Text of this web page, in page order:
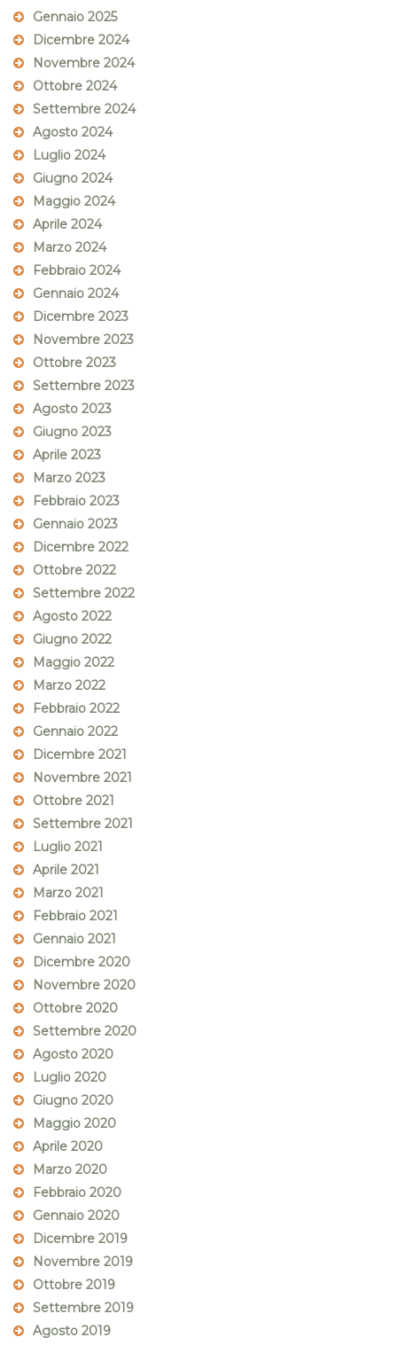
Gennaio 2025
Dicembre 2024
Novembre 2024
Ottobre 2024
Settembre 2024
Agosto 2024
Luglio 2024
Giugno 2024
Maggio 2024
Aprile 2024
Marzo 2024
Febbraio 2024
Gennaio 2024
Dicembre 2023
Novembre 2023
Ottobre 2023
Settembre 2023
Agosto 2023
Giugno 2023
Aprile 2023
Marzo 2023
Febbraio 2023
Gennaio 2023
Dicembre 2022
Ottobre 2022
Settembre 2022
Agosto 2022
Giugno 2022
Maggio 2022
Marzo 2022
Febbraio 2022
Gennaio 2022
Dicembre 2021
Novembre 2021
Ottobre 2021
Settembre 2021
Luglio 2021
Aprile 2021
Marzo 2021
Febbraio 2021
Gennaio 2021
Dicembre 2020
Novembre 2020
Ottobre 2020
Settembre 2020
Agosto 2020
Luglio 2020
Giugno 2020
Maggio 2020
Aprile 2020
Marzo 2020
Febbraio 2020
Gennaio 2020
Dicembre 2019
Novembre 2019
Ottobre 2019
Settembre 2019
Agosto 2019